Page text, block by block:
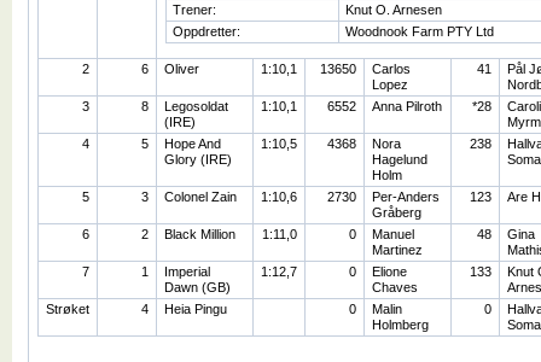
Trener:
Knut O. Arnesen
Oppdretter:
Woodnook Farm PTY Ltd
2 6 Oliver 1:10,1 13650
Carlos
Lopez
41
Pål
3
8
Legosoldat
(IRE)
1:10,1 6552 Anna Pilroth *28
4
5
Hope And
Glory (IRE)
1:10,5 4368
Nora
Hagelund
Holm
238
Soma
5 3 Colonel Zain 1:10,6 2730
Per-Anders
Gråberg
123 Are
6 2 Black Million 1:11,0 0
Manuel
Martinez
48
Gina
7
1
Imperial
Dawn (GB)
1:12,7 0
Elione
Chaves
133
Knut
Strøket
4 Heia Pingu 0
Malin
Holmberg
0
Soma